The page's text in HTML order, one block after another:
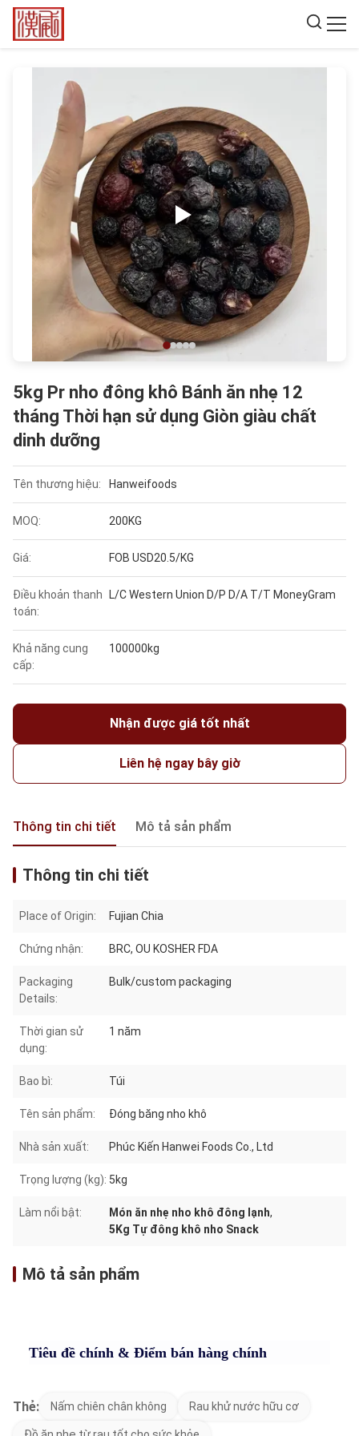
5kg Pr nho đông khô Bánh ăn nhẹ 12
tháng Thời hạn sử dụng Giòn giàu chất
dinh dưỡng
Tên thương hiệu: Hanweifoods
MOQ: 200KG
Giá: FOB USD20.5/KG
Điều khoản thanh
toán:
L/C Western Union D/P D/A T/T MoneyGram
Khả năng cung
cấp:
100000kg
Nhận được giá tốt nhất
Liên hệ ngay bây giờ
Thông tin chi tiết Mô tả sản phẩm
Thông tin chi tiết
Place of Origin: Fujian Chia
Chứng nhận: BRC, OU KOSHER FDA
Packaging
Details:
Bulk/custom packaging
Thời gian sử
dụng:
1 năm
Bao bì: Túi
Tên sản phẩm: Đóng băng nho khô
Nhà sản xuất: Phúc Kiến Hanwei Foods Co., Ltd
Trọng lượng (kg): 5kg
Làm nổi bật: Món ăn nhẹ nho khô đông lạnh,
5Kg Tự đông khô nho Snack
Mô tả sản phẩm
Tiêu đề chính & Điểm bán hàng chính
Thẻ: Nấm chiên chân không Rau khử nước hữu cơ